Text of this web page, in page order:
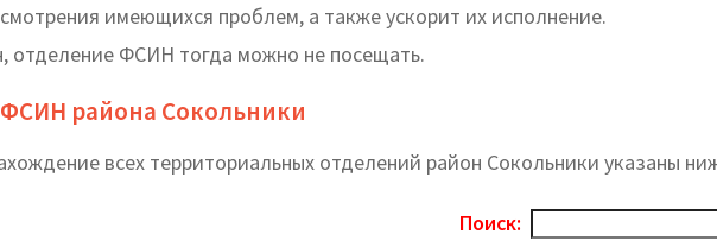
имеющихся проблем, а также ускорит их исполнение.
отделение ФСИН тогда можно не посещать.
района Сокольники
всех территориальных отделений район Сокольники указаны
Поиск: